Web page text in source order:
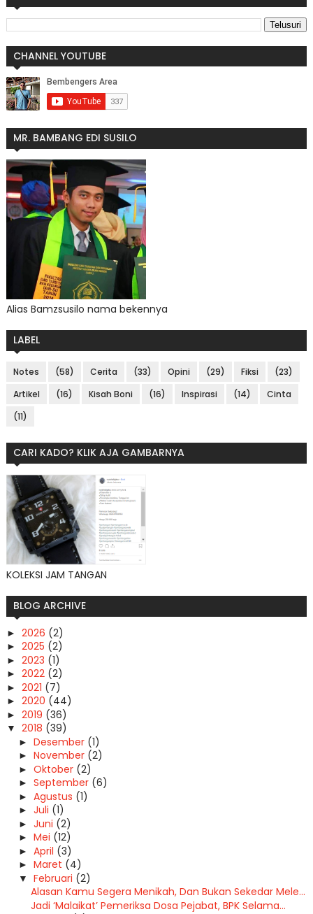
CHANNEL YOUTUBE
MR. BAMBANG EDI SUSILO
Alias Bamzsusilo nama bekennya
LABEL
Notes (58) Cerita (33) Opini (29) Fiksi
(23)
Artikel
(16) Kisah Boni (16) Inspirasi (14)
Cinta
(11)
CARI KADO? KLIK AJA GAMBARNYA
KOLEKSI JAM TANGAN
BLOG ARCHIVE
► 2026 (2)
► 2025 (2)
► 2023 (1)
► 2022 (2)
► 2021 (7)
► 2020 (44)
► 2019 (36)
▼ 2018 (39)
► Desember (1)
► November (2)
► Oktober (2)
► September (6)
► Agustus (1)
► Juli (1)
► Juni (2)
► Mei (12)
► April (3)
► Maret (4)
▼ Februari (2)
Alasan Kamu Segera Menikah, Dan Bukan Sekedar Mele...
Jadi ‘Malaikat’ Pemeriksa Dosa Pejabat, BPK Selama...